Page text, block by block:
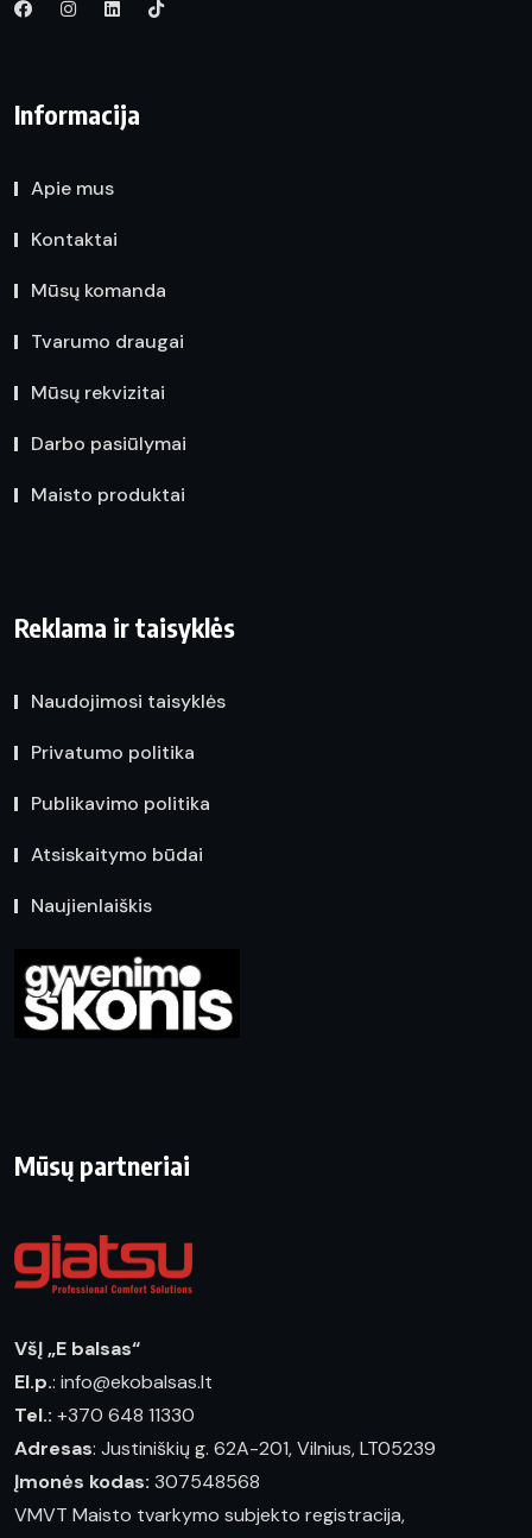
Informacija
Apie mus
Kontaktai
Mūsų komanda
Tvarumo draugai
Mūsų rekvizitai
Darbo pasiūlymai
Maisto produktai
Reklama ir taisyklės
Naudojimosi taisyklės
Privatumo politika
Publikavimo politika
Atsiskaitymo būdai
Naujienlaiškis
Mūsų partneriai
VšĮ „E balsas“
El.p.: info@ekobalsas.lt
Tel.: +370 648 11330
Adresas: Justiniškių g. 62A-201, Vilnius, LT05239
Įmonės kodas: 307548568
VMVT Maisto tvarkymo subjekto registracija,